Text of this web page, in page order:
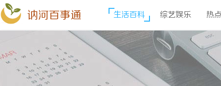
讷河百事通 生活百科 综艺娱乐 热